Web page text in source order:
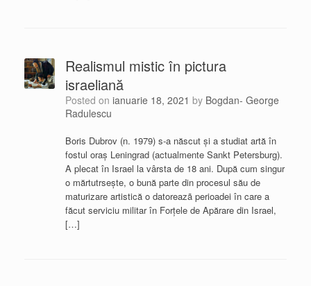
Realismul mistic în pictura
israeliană
Posted on ianuarie 18, 2021 by Bogdan- George
Radulescu
Boris Dubrov (n. 1979) s-a născut și a studiat artă în
fostul oraș Leningrad (actualmente Sankt Petersburg).
A plecat în Israel la vârsta de 18 ani. După cum singur
o mărtutrsește, o bună parte din procesul său de
maturizare artistică o datoreazã perioadei în care a
făcut serviciu militar în Forțele de Apărare din Israel,
[…]